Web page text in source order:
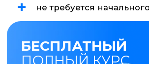
Полное представление
о таргете ВКонтакте